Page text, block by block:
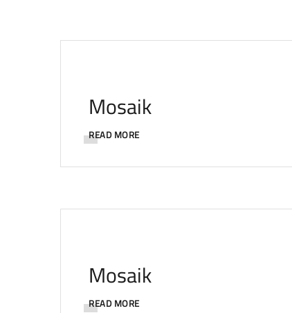
Mosaik
READ MORE
Mosaik
READ MORE